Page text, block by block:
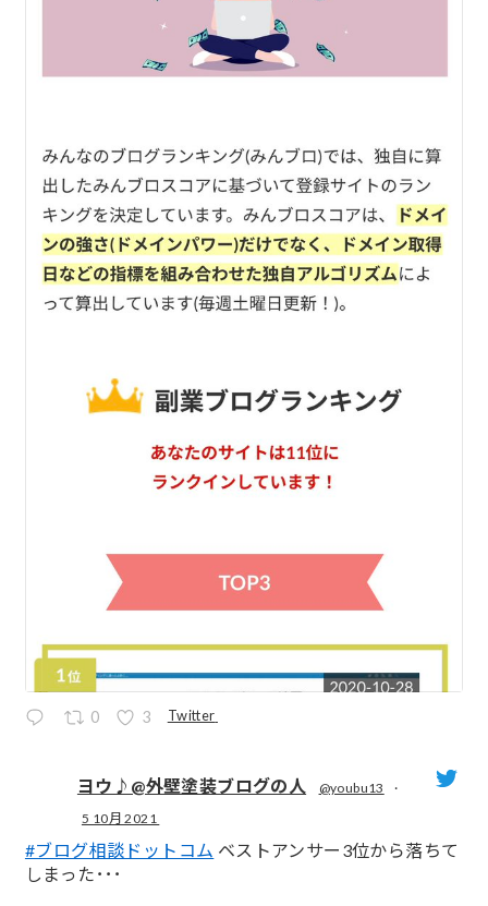
0 3 Twitter
ヨウ♪@外壁塗装ブログの人 @youbu13
·
5 10月 2021
#ブログ相談ドットコム ベストアンサー3位から落ちて
しまった･･･